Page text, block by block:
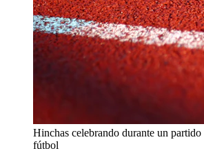
Hinchas celebrando durante un partido
fútbol